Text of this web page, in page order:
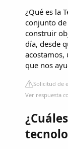
¿Qué es la
conjunto
construir
día, desde
acostamos,
que nos
Solicitud de
Ver respuesta